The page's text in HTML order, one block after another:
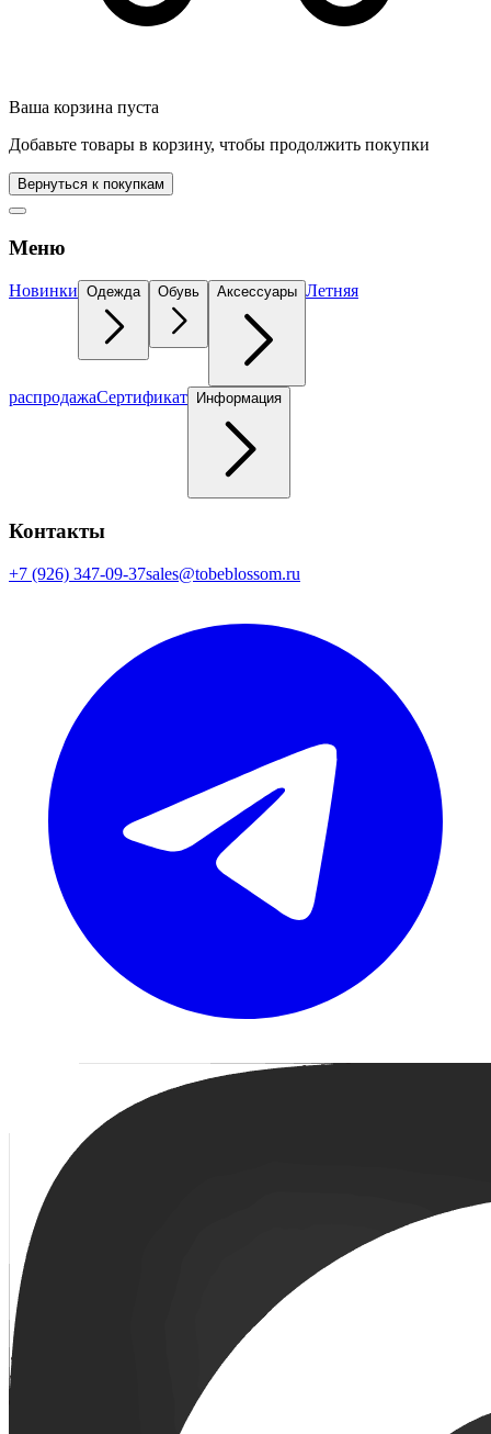
Ваша корзина пуста
Добавьте товары в корзину, чтобы продолжить покупки
Вернуться к покупкам
Меню
Новинки Одежда Обувь Аксессуары Летняя
распродажаСертификат Информация
Контакты
+7 (926) 347-09-37sales@tobeblossom.ru